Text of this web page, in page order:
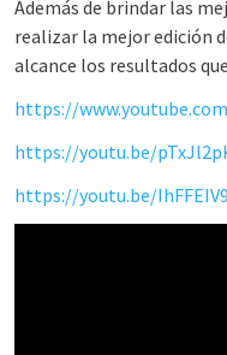
Además de brindar las
realizar la mejor edición
alcance los resultados
https://
https://youtu.be/
https://youtu.be/